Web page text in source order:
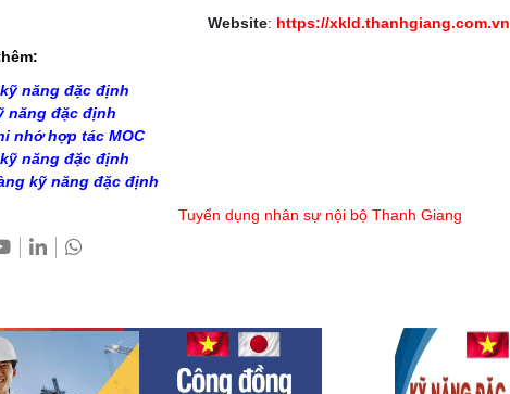
Website: https://xkld.thanhgiang.com.vn
năng đặc định
năng đặc định
nhớ hợp tác MOC
năng đặc định
kỹ năng đặc định
Tuyển dụng nhân sự nội bộ Thanh Giang